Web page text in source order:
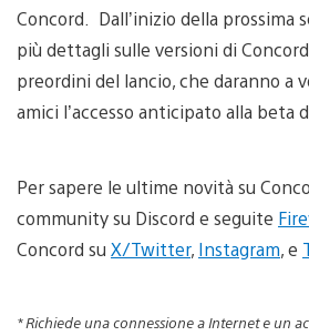
Concord. Dall’inizio della prossima
più dettagli sulle versioni di
preordini del lancio, che daranno a
amici l’accesso anticipato alla beta
Per sapere le ultime novità su
community su Discord e seguite
Concord su X/Twitter, Instagram, e
* Richiede una connessione a Internet e un